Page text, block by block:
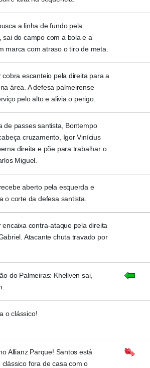
a linha de fundo pela
sai do campo com a bola e a
marca com atraso o tiro de meta.
cobra escanteio pela direita para a
área. A defesa palmeirense
pelo alto e alivia o perigo.
de passes santista, Bontempo
cruzamento, Igor Vinícius
direita e põe para trabalhar o
Miguel.
aberto pela esquerda e
o corte da defesa santista.
encaixa contra-ataque pela direita
Atacante chuta travado por
do Palmeiras: Khellven sai,
o clássico!
Allianz Parque! Santos está
clássico fora de casa com o